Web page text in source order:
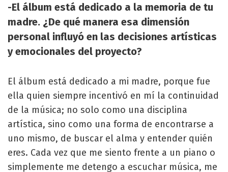
-El álbum está dedicado a la memoria de tu
madre. ¿De qué manera esa dimensión
personal influyó en las decisiones artísticas
y emocionales del proyecto?
El álbum está dedicado a mi madre, porque fue
ella quien siempre incentivó en mí la continuidad
de la música; no solo como una disciplina
artística, sino como una forma de encontrarse a
uno mismo, de buscar el alma y entender quién
eres. Cada vez que me siento frente a un piano o
simplemente me detengo a escuchar música, me